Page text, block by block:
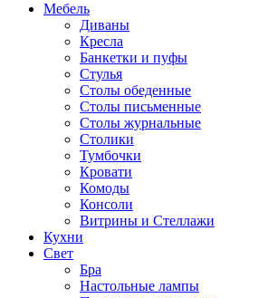
Мебель
Диваны
Кресла
Банкетки и пуфы
Стулья
Столы обеденные
Столы письменные
Столы журнальные
Столики
Тумбочки
Кровати
Комоды
Консоли
Витрины и Стеллажи
Кухни
Свет
Бра
Настольные лампы